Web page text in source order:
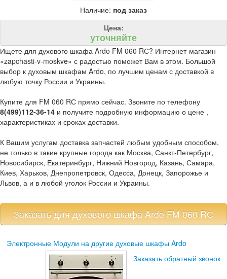
Наличие: под заказ
Цена:
уточняйте
Ищете для духового шкафа Ardo FM 060 RС? Интернет-магазин
«zapchasti-v-moskve» с радостью поможет Вам в этом. Большой
выбор к духовым шкафам Ardo, по лучшим ценам с доставкой в
любую точку России и Украины.
Купите для FM 060 RС прямо сейчас. Звоните по телефону
8(499)112-36-14 и получите подробную информацию о цене ,
характеристиках и сроках доставки.
К Вашим услугам доставка запчастей любым удобным способом,
не только в такие крупные города как Москва, Санкт-Петербург,
Новосибирск, Екатеринбург, Нижний Новгород, Казань, Самара,
Киев, Харьков, Днепропетровск, Одесса, Донецк, Запорожье и
Львов, а и в любой уголок России и Украины.
Заказать для духового шкафа Ardo FM 060 RС
Электронные Модули на другие духовые шкафы Ardo
Заказать обратный звонок